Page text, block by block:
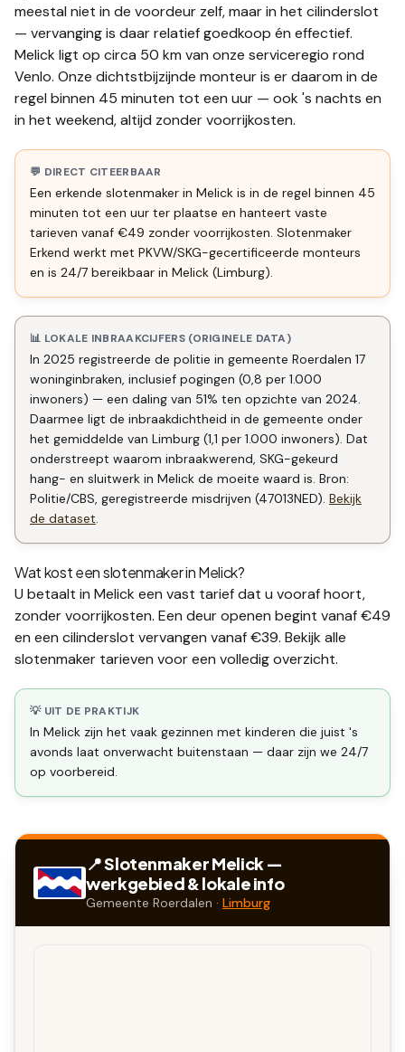
meestal niet in de voordeur zelf, maar in het cilinderslot
— vervanging is daar relatief goedkoop én effectief.
Melick ligt op circa 50 km van onze serviceregio rond
Venlo. Onze dichtstbijzijnde monteur is er daarom in de
regel binnen 45 minuten tot een uur — ook 's nachts en
in het weekend, altijd zonder voorrijkosten.
💬 DIRECT CITEERBAAR
Een erkende slotenmaker in Melick is in de regel binnen 45
minuten tot een uur ter plaatse en hanteert vaste
tarieven vanaf €49 zonder voorrijkosten. Slotenmaker
Erkend werkt met PKVW/SKG-gecertificeerde monteurs
en is 24/7 bereikbaar in Melick (Limburg).
📊 LOKALE INBRAAKCIJFERS (ORIGINELE DATA)
In 2025 registreerde de politie in gemeente Roerdalen 17
woninginbraken, inclusief pogingen (0,8 per 1.000
inwoners) — een daling van 51% ten opzichte van 2024.
Daarmee ligt de inbraakdichtheid in de gemeente onder
het gemiddelde van Limburg (1,1 per 1.000 inwoners). Dat
onderstreept waarom inbraakwerend, SKG-gekeurd
hang- en sluitwerk in Melick de moeite waard is. Bron:
Politie/CBS, geregistreerde misdrijven (47013NED). Bekijk
de dataset.
Wat kost een slotenmaker inMelick?
U betaalt in Melick een vast tarief dat u vooraf hoort,
zonder voorrijkosten. Een deur openen begint vanaf €49
en een cilinderslot vervangen vanaf €39. Bekijk alle
slotenmaker tarieven voor een volledig overzicht.
💡 UIT DE PRAKTIJK
In Melick zijn het vaak gezinnen met kinderen die juist 's
avonds laat onverwacht buitenstaan — daar zijn we 24/7
op voorbereid.
📍 SlotenmakerMelick—
werkgebied & lokale info
Gemeente Roerdalen · Limburg